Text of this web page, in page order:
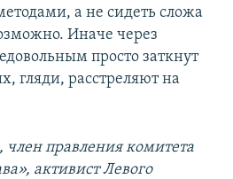
а не сидеть сложа
Иначе через
просто заткнут
гляди, расстреляют на
, член правления комитета
активист Левого